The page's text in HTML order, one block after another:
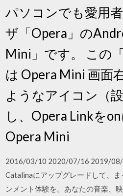
パソコンでも愛用
ザ「Opera」の
Mini」です。 この
は Opera Mini 画面
ようなアイコン（
し、Opera Linkをon
Opera Mini
2016/03/10 2020/07/16 2019/08/
Catalinaにアップグレードして、
ンメント体験を。あなたの音楽、